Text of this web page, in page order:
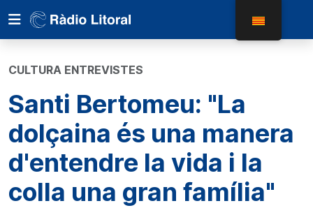
CULTURA ENTREVISTES
Santi Bertomeu: "La
dolçaina és una manera
d'entendre la vida i la
colla una gran família"